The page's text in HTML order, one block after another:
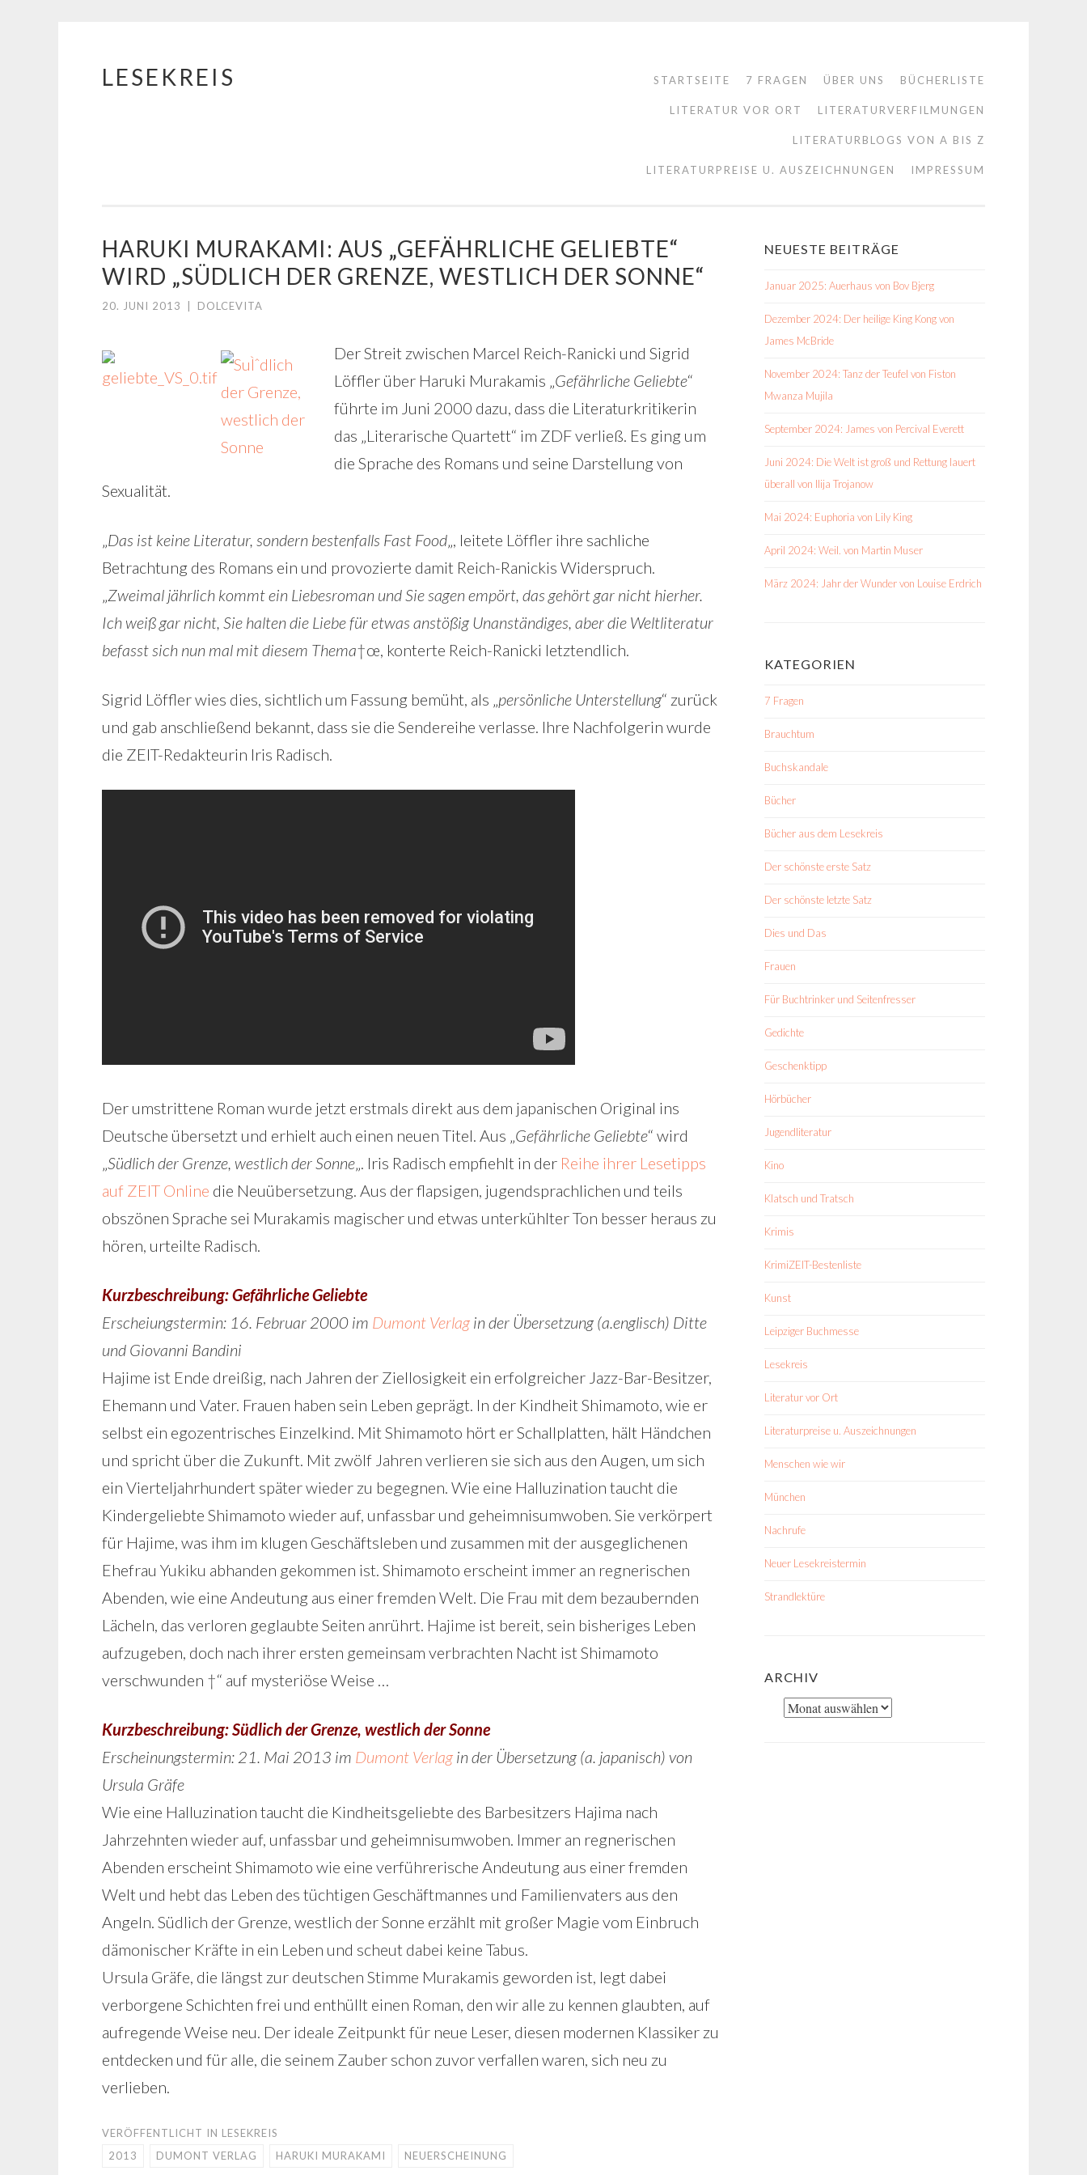
Springe
LESEKREIS STARTSEITE 7 FRAGEN ÜBER UNS BÜCHERLISTE
LITERATUR VOR ORT LITERATURVERFILMUNGEN
LITERATURBLOGS VON A BIS Z
LITERATURPREISE U. AUSZEICHNUNGEN IMPRESSUM
HARUKI MURAKAMI: AUS „GEFÄHRLICHE GELIEBTE“
WIRD „SÜDLICH DER GRENZE, WESTLICH DER SONNE“
20. JUNI 2013 DOLCEVITA
Der Streit zwischen Marcel Reich-Ranicki und Sigrid
Löffler über Haruki Murakamis „Gefährliche Geliebte“
führte im Juni 2000 dazu, dass die Literaturkritikerin
das „Literarische Quartett“ im ZDF verließ. Es ging um
die Sprache des Romans und seine Darstellung von
Sexualität.
„Das ist keine Literatur, sondern bestenfalls Fast Food„, leitete Löffler ihre sachliche
Betrachtung des Romans ein und provozierte damit Reich-Ranickis Widerspruch.
„Zweimal jährlich kommt ein Liebesroman und Sie sagen empört, das gehört gar nicht hierher.
Ich weiß gar nicht, Sie halten die Liebe für etwas anstößig Unanständiges, aber die Weltliteratur
befasst sich nun mal mit diesem Thema†œ, konterte Reich-Ranicki letztendlich.
Sigrid Löffler wies dies, sichtlich um Fassung bemüht, als „persönliche Unterstellung“ zurück
und gab anschließend bekannt, dass sie die Sendereihe verlasse. Ihre Nachfolgerin wurde
die ZEIT-Redakteurin Iris Radisch.
Der umstrittene Roman wurde jetzt erstmals direkt aus dem japanischen Original ins
Deutsche übersetzt und erhielt auch einen neuen Titel. Aus „Gefährliche Geliebte“ wird
„Südlich der Grenze, westlich der Sonne„. Iris Radisch empfiehlt in der Reihe ihrer Lesetipps
auf ZEIT Online die Neuübersetzung. Aus der flapsigen, jugendsprachlichen und teils
obszönen Sprache sei Murakamis magischer und etwas unterkühlter Ton besser heraus zu
hören, urteilte Radisch.
Kurzbeschreibung: Gefährliche Geliebte
Erscheiungstermin: 16. Februar 2000 im Dumont Verlag in der Übersetzung (a.englisch) Ditte
und Giovanni Bandini
Hajime ist Ende dreißig, nach Jahren der Ziellosigkeit ein erfolgreicher Jazz-Bar-Besitzer,
Ehemann und Vater. Frauen haben sein Leben geprägt. In der Kindheit Shimamoto, wie er
selbst ein egozentrisches Einzelkind. Mit Shimamoto hört er Schallplatten, hält Händchen
und spricht über die Zukunft. Mit zwölf Jahren verlieren sie sich aus den Augen, um sich
ein Vierteljahrhundert später wieder zu begegnen. Wie eine Halluzination taucht die
Kindergeliebte Shimamoto wieder auf, unfassbar und geheimnisumwoben. Sie verkörpert
für Hajime, was ihm im klugen Geschäftsleben und zusammen mit der ausgeglichenen
Ehefrau Yukiku abhanden gekommen ist. Shimamoto erscheint immer an regnerischen
Abenden, wie eine Andeutung aus einer fremden Welt. Die Frau mit dem bezaubernden
Lächeln, das verloren geglaubte Seiten anrührt. Hajime ist bereit, sein bisheriges Leben
aufzugeben, doch nach ihrer ersten gemeinsam verbrachten Nacht ist Shimamoto
verschwunden †“ auf mysteriöse Weise …
Kurzbeschreibung: Südlich der Grenze, westlich der Sonne
Erscheinungstermin: 21. Mai 2013 im Dumont Verlag in der Übersetzung (a. japanisch) von
Ursula Gräfe
Wie eine Halluzination taucht die Kindheitsgeliebte des Barbesitzers Hajima nach
Jahrzehnten wieder auf, unfassbar und geheimnisumwoben. Immer an regnerischen
Abenden erscheint Shimamoto wie eine verführerische Andeutung aus einer fremden
Welt und hebt das Leben des tüchtigen Geschäftmannes und Familienvaters aus den
Angeln. Südlich der Grenze, westlich der Sonne erzählt mit großer Magie vom Einbruch
dämonischer Kräfte in ein Leben und scheut dabei keine Tabus.
Ursula Gräfe, die längst zur deutschen Stimme Murakamis geworden ist, legt dabei
verborgene Schichten frei und enthüllt einen Roman, den wir alle zu kennen glaubten, auf
aufregende Weise neu. Der ideale Zeitpunkt für neue Leser, diesen modernen Klassiker zu
entdecken und für alle, die seinem Zauber schon zuvor verfallen waren, sich neu zu
verlieben.
VERÖFFENTLICHT IN LESEKREIS
2013
DUMONT VERLAG HARUKI MURAKAMI NEUERSCHEINUNG
NEUESTE BEITRÄGE
Januar 2025: Auerhaus von Bov Bjerg
Dezember 2024: Der heilige King Kong von
James McBride
November 2024: Tanz der Teufel von Fiston
Mwanza Mujila
September 2024: James von Percival Everett
Juni 2024: Die Welt ist groß und Rettung lauert
überall von Ilija Trojanow
Mai 2024: Euphoria von Lily King
April 2024: Weil. von Martin Muser
März 2024: Jahr der Wunder von Louise Erdrich
KATEGORIEN
7 Fragen
Brauchtum
Buchskandale
Bücher
Bücher aus dem Lesekreis
Der schönste erste Satz
Der schönste letzte Satz
Dies und Das
Frauen
Für Buchtrinker und Seitenfresser
Gedichte
Geschenktipp
Hörbücher
Jugendliteratur
Kino
Klatsch und Tratsch
Krimis
KrimiZEIT-Bestenliste
Kunst
Leipziger Buchmesse
Lesekreis
Literatur vor Ort
Literaturpreise u. Auszeichnungen
Menschen wie wir
München
Nachrufe
Neuer Lesekreistermin
Strandlektüre
ARCHIV
Archiv